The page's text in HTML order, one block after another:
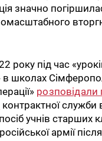
за запитом:
значно
року під час
в школах
розповідали
контрактної служби
учнів старших
армії